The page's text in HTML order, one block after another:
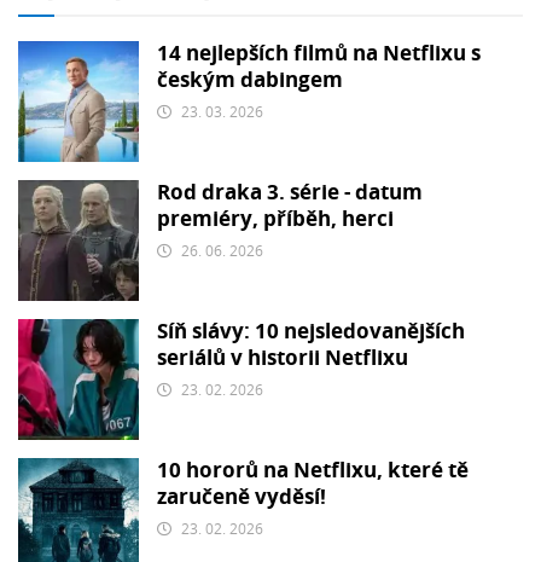
14 nejlepších filmů na Netflixu s
českým dabingem
23. 03. 2026
Rod draka 3. série - datum
premiéry, příběh, herci
26. 06. 2026
Síň slávy: 10 nejsledovanějších
seriálů v historii Netflixu
23. 02. 2026
10 hororů na Netflixu, které tě
zaručeně vyděsí!
23. 02. 2026